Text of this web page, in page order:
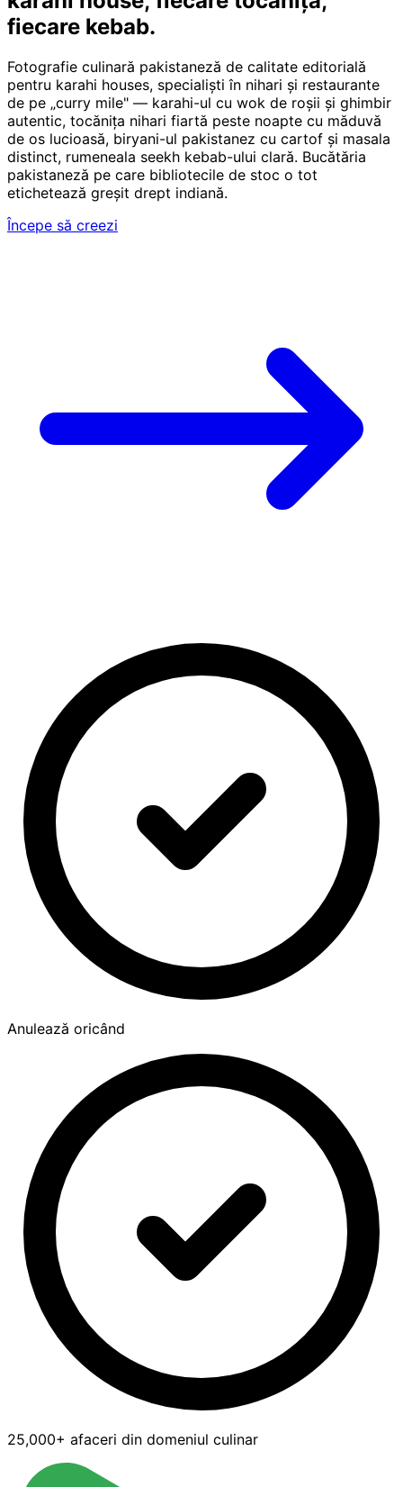
fiecare kebab.
Fotografie culinară pakistaneză de calitate editorială
pentru karahi houses, specialiști în nihari și restaurante
de pe „curry mile" — karahi-ul cu wok de roșii și ghimbir
autentic, tocănița nihari fiartă peste noapte cu măduvă
de os lucioasă, biryani-ul pakistanez cu cartof și masala
distinct, rumeneala seekh kebab-ului clară. Bucătăria
pakistaneză pe care bibliotecile de stoc o tot
etichetează greșit drept indiană.
Începe să creezi
Anulează oricând
25,000+ afaceri din domeniul culinar